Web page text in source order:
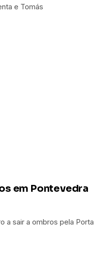
e Tomás
em Pontevedra
a sair a ombros pela Porta